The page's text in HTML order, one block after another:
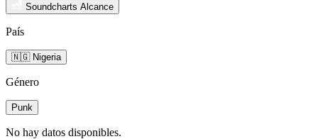
Soundcharts Alcance
País
🇳🇬 Nigeria
Género
Punk
No hay datos disponibles.